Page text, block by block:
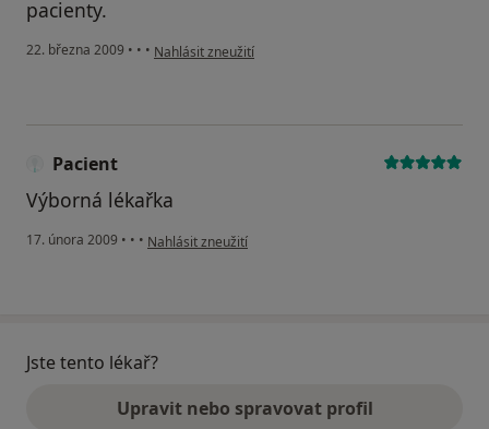
pacienty.
22. března 2009 • • • podle názoru uživatele Pacient
Nahlásit zneužití
Pacient
Výborná lékařka
17. února 2009 • • • podle názoru uživatele Pacient
Nahlásit zneužití
Jste tento lékař?
Upravit nebo spravovat profil